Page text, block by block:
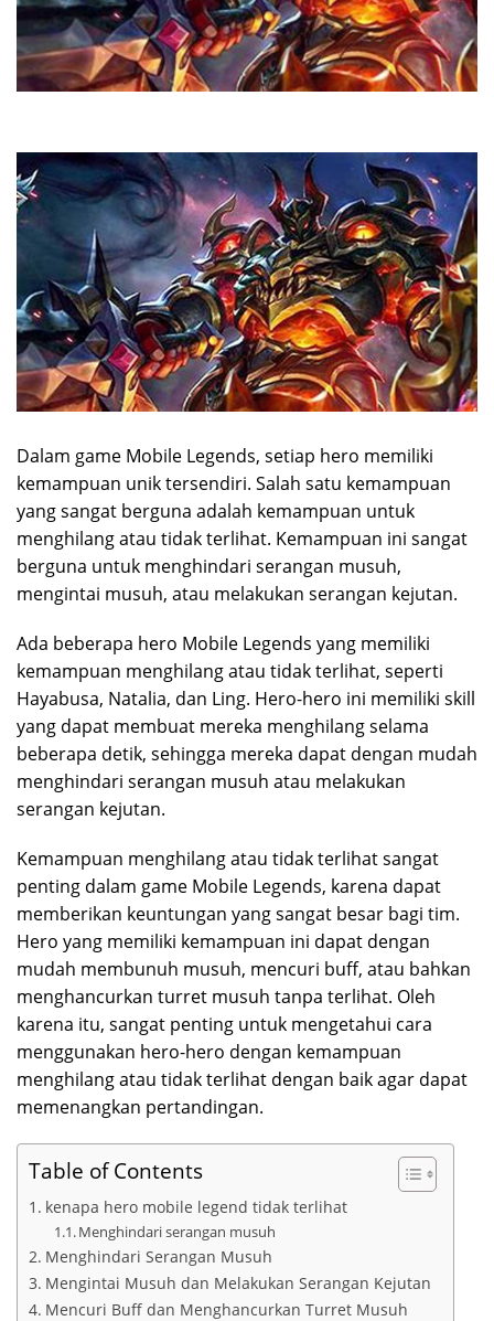
Dalam game Mobile Legends, setiap hero memiliki
kemampuan unik tersendiri. Salah satu kemampuan
yang sangat berguna adalah kemampuan untuk
menghilang atau tidak terlihat. Kemampuan ini sangat
berguna untuk menghindari serangan musuh,
mengintai musuh, atau melakukan serangan kejutan.
Ada beberapa hero Mobile Legends yang memiliki
kemampuan menghilang atau tidak terlihat, seperti
Hayabusa, Natalia, dan Ling. Hero-hero ini memiliki skill
yang dapat membuat mereka menghilang selama
beberapa detik, sehingga mereka dapat dengan mudah
menghindari serangan musuh atau melakukan
serangan kejutan.
Kemampuan menghilang atau tidak terlihat sangat
penting dalam game Mobile Legends, karena dapat
memberikan keuntungan yang sangat besar bagi tim.
Hero yang memiliki kemampuan ini dapat dengan
mudah membunuh musuh, mencuri buff, atau bahkan
menghancurkan turret musuh tanpa terlihat. Oleh
karena itu, sangat penting untuk mengetahui cara
menggunakan hero-hero dengan kemampuan
menghilang atau tidak terlihat dengan baik agar dapat
memenangkan pertandingan.
Table of Contents
kenapa hero mobile legend tidak terlihat
Menghindari serangan musuh
Menghindari Serangan Musuh
Mengintai Musuh dan Melakukan Serangan Kejutan
Mencuri Buff dan Menghancurkan Turret Musuh